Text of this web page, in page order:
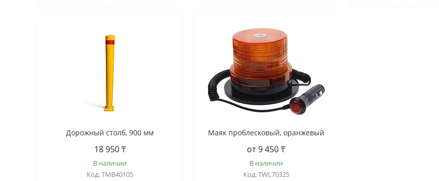
Дорожный столб, 900 мм
18 950 ₸
В наличии
TMB40105
Маяк проблесковый, оранжевый
от 9 450 ₸
В наличии
TWL70325